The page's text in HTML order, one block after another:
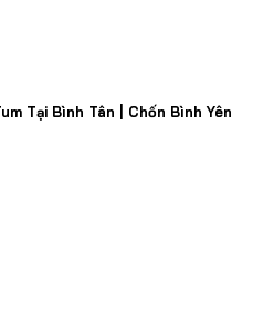
Tại Bình Tân | Chốn Bình Yên